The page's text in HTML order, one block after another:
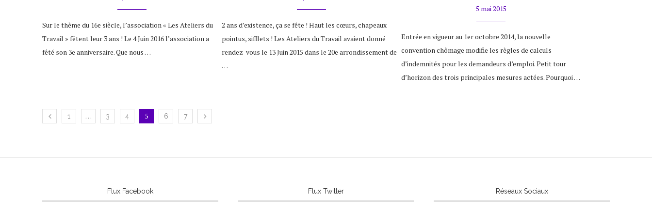
Sur le thème du 16e siècle, l’association « Les Ateliers du
Travail » fêtent leur 3 ans ! Le 4 Juin 2016 l’association a
fêté son 3e anniversaire. Que nous …
2 ans d’existence, ça se fête ! Haut les cœurs, chapeaux
pointus, sifflets ! Les Ateliers du Travail avaient donné
rendez-vous le 13 Juin 2015 dans le 20e arrondissement de
…
5 mai 2015
Entrée en vigueur au 1er octobre 2014, la nouvelle
convention chômage modifie les règles de calculs
d’indemnités pour les demandeurs d’emploi. Petit tour
d’horizon des trois principales mesures actées. Pourquoi …
1 … 3 4 5 6 7
Flux Facebook Flux Twitter Réseaux Sociaux